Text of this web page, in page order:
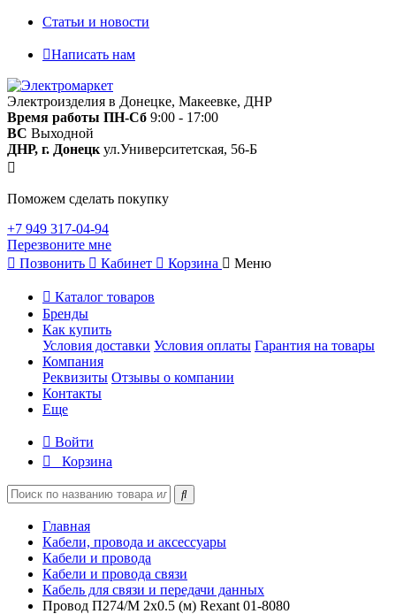
Статьи и новости
Написать нам
Электроизделия в Донецке, Макеевке, ДНР
Время работы ПН-Сб 9:00 - 17:00
ВС Выходной
ДНР, г. Донецк ул.Университетская, 56-Б
Поможем сделать покупку
+7 949 317-04-94
Перезвоните мне
Позвонить
Кабинет Корзина Меню
Каталог товаров
Бренды
Как купить
Условия доставки Условия оплаты Гарантия на товары
Компания
Реквизиты Отзывы о компании
Контакты
Еще
Войти
Корзина
Главная
Кабели, провода и аксессуары
Кабели и провода
Кабели и провода связи
Кабель для связи и передачи данных
Провод П274/М 2х0.5 (м) Rexant 01-8080